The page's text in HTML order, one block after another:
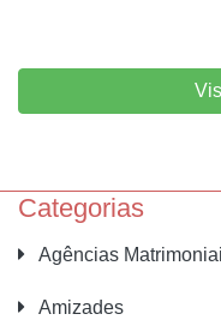
Categorias
Agências
Amizades